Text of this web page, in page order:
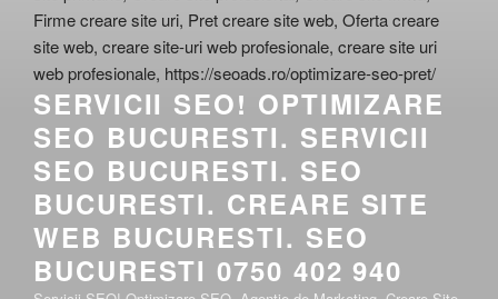
SERVICII SEO! OPTIMIZARE
SEO BUCURESTI. SERVICII
SEO BUCURESTI. SEO
BUCURESTI. CREARE SITE
WEB BUCURESTI. SEO
BUCURESTI 0750 402 940